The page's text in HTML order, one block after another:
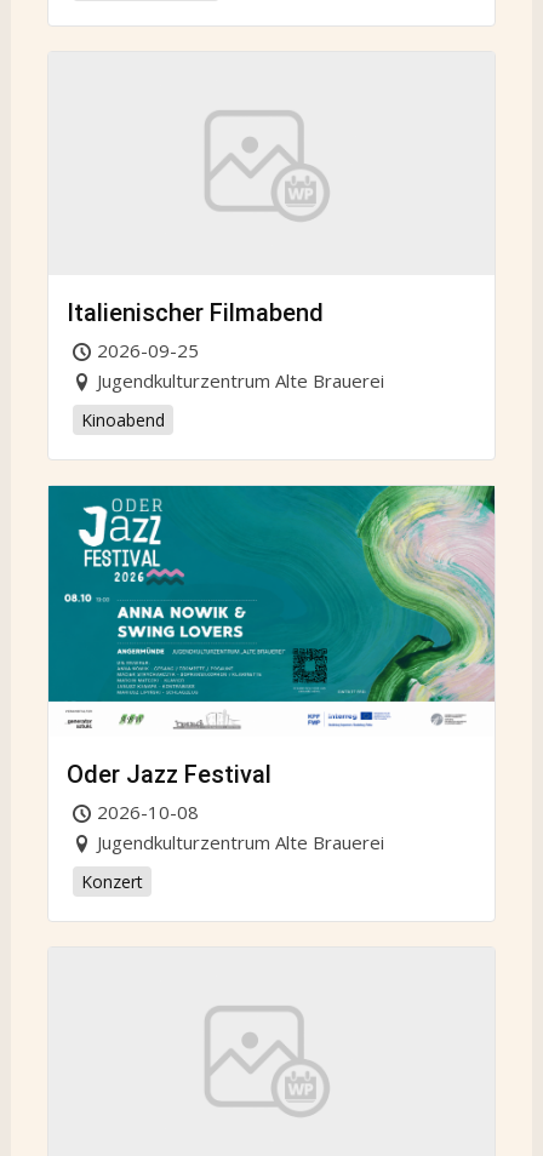
Italienischer Filmabend
2026-09-25
Jugendkulturzentrum Alte Brauerei
Kinoabend
Oder Jazz Festival
2026-10-08
Jugendkulturzentrum Alte Brauerei
Konzert